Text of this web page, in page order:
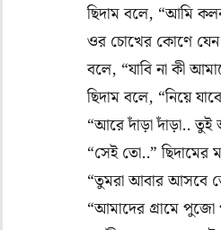
ছিদাম বলে, “আমি
ওর চোখের কোণে
বলে, “যাবি না কী
ছিদাম বলে, “নিয়ে
“আরে দাঁড়া দাঁড়া..
“সেই তো..”
“তুমরা আবার আসবে
“আমাদের গ্রামে